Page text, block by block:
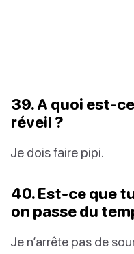
39. A quoi est-
réveil ?
Je dois faire pipi.
40. Est-ce que
on passe du
Je n’arrête pas de